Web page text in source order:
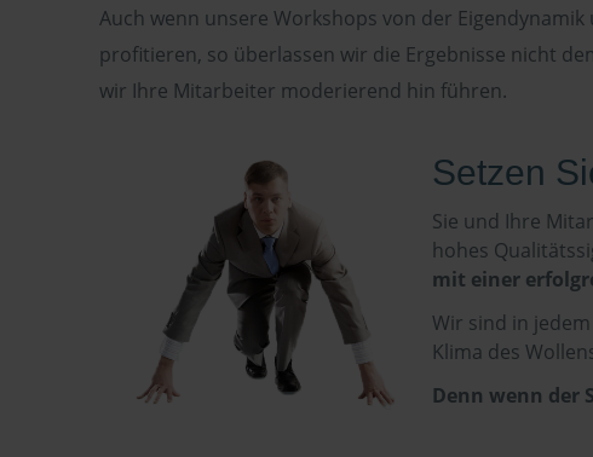
Auch wenn unsere Workshops von der
profitieren, so überlassen wir die Ergebnisse nicht
wir Ihre Mitarbeiter moderierend hin führen.
Setzen
Sie und Ihre
hohes
mit einer
Wir sind in
Klima des
Denn wenn der